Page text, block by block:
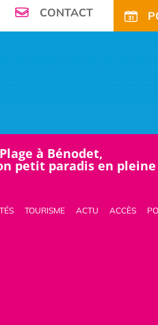
CONTACT
à Bénodet,
petit paradis en
TOURISME ACTU ACCÈS